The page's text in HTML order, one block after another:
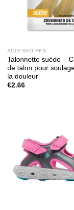
ACCESSOIRES
Talonnette suède –
de talon pour
la douleur
€2.66